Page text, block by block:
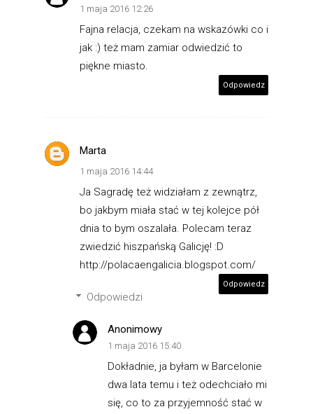
1 maja 2016 12:26
Fajna relacja, czekam na wskazówki co i
jak :) też mam zamiar odwiedzić to
piękne miasto.
Odpowiedz
Marta
1 maja 2016 14:44
Ja Sagradę też widziałam z zewnątrz,
bo jakbym miała stać w tej kolejce pół
dnia to bym oszalała. Polecam teraz
zwiedzić hiszpańską Galicję! :D
http://polacaengalicia.blogspot.com/
Odpowiedz
Odpowiedzi
Anonimowy
1 maja 2016 15:40
Dokładnie, ja byłam w Barcelonie
dwa lata temu i też odechciało mi
się, co to za przyjemność stać w